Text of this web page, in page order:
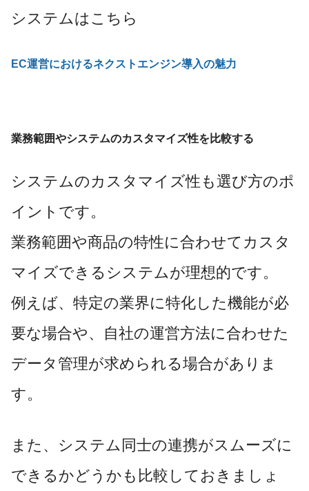
システムはこちら
EC運営におけるネクストエンジン導入の魅力
業務範囲やシステムのカスタマイズ性を比較する
システムのカスタマイズ性も選び方のポ
イントです。
業務範囲や商品の特性に合わせてカスタ
マイズできるシステムが理想的です。
例えば、特定の業界に特化した機能が必
要な場合や、自社の運営方法に合わせた
データ管理が求められる場合がありま
す。
また、システム同士の連携がスムーズに
できるかどうかも比較しておきましょ